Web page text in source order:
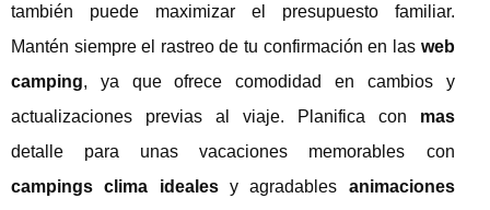
también puede maximizar el presupuesto familiar.
Mantén siempre el rastreo de tu confirmación en las web
camping, ya que ofrece comodidad en cambios y
actualizaciones previas al viaje. Planifica con mas
detalle para unas vacaciones memorables con
campings clima idealesy agradables animaciones